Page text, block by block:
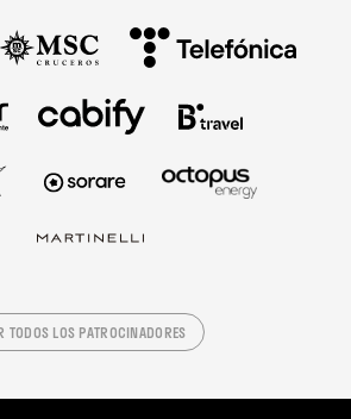
TODOS LOS PATROCINADORES